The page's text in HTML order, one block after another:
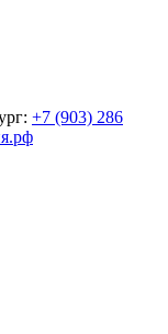
+7 (903) 286